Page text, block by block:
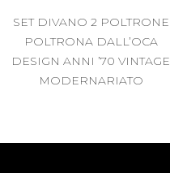
SET DIVANO 2 POLTRONE
POLTRONA DALL’OCA
DESIGN ANNI ’70 VINTAGE
MODERNARIATO